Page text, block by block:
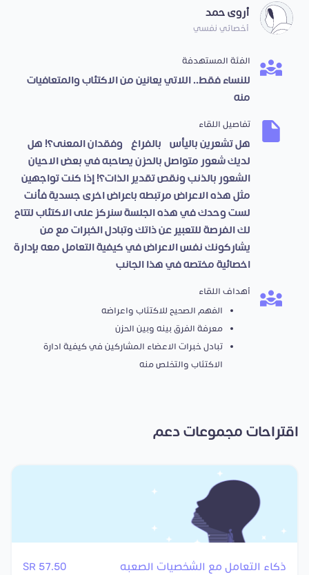
أروى حمد
أخصائي نفسي
الفئة المستهدفة
للنساء فقط.. اللاتي يعانين من الاكتئاب والمتعافيات
منه
تفاصيل اللقاء
هل تشعرين باليأس، بالفراغ، وفقدان المعنى؟! هل
لديك شعور متواصل بالحزن يصاحبه في بعض الاحيان
الشعور بالذنب ونقص تقدير الذات؟! إذا كنت تواجهين
مثل هذه الاعراض مرتبطه باعراض اخرى جسدية فأنت
لست وحدك في هذه الجلسة سنركز على الاكتئاب لتتاح
لك الفرصة للتعبير عن ذاتك وتبادل الخبرات مع من
يشاركونك نفس الاعراض في كيفية التعامل معه بإدارة
اخصائية مختصه في هذا الجانب
أهداف اللقاء
الفهم الصحيح للاكتئاب واعراضه
معرفة الفرق بينه وبين الحزن
تبادل خبرات الاعضاء المشاركين في كيفية ادارة
الاكتئاب والتخلص منه
اقتراحات مجموعات دعم
ذكاء التعامل مع الشخصيات الصعبه 57.50 SR